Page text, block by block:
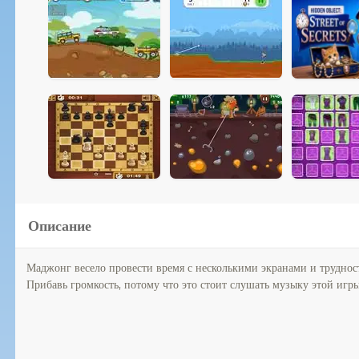
Описание
Маджонг весело провести время с несколькими экранами и
Прибавь громкость, потому что это стоит слушать музыку этой